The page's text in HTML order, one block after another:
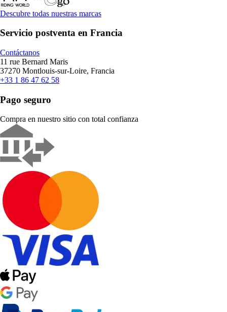
Descubre todas nuestras marcas
Servicio postventa en Francia
Contáctanos
11 rue Bernard Maris
37270 Montlouis-sur-Loire, Francia
+33 1 86 47 62 58
Pago seguro
Compra en nuestro sitio con total confianza